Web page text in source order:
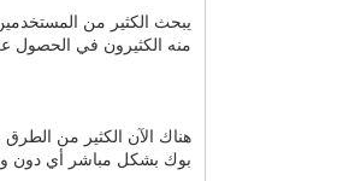
يبحث الكثير من
منه الكثيرون في الحصول
هناك الآن الكثير من
بوك بشكل مباشر أي دون